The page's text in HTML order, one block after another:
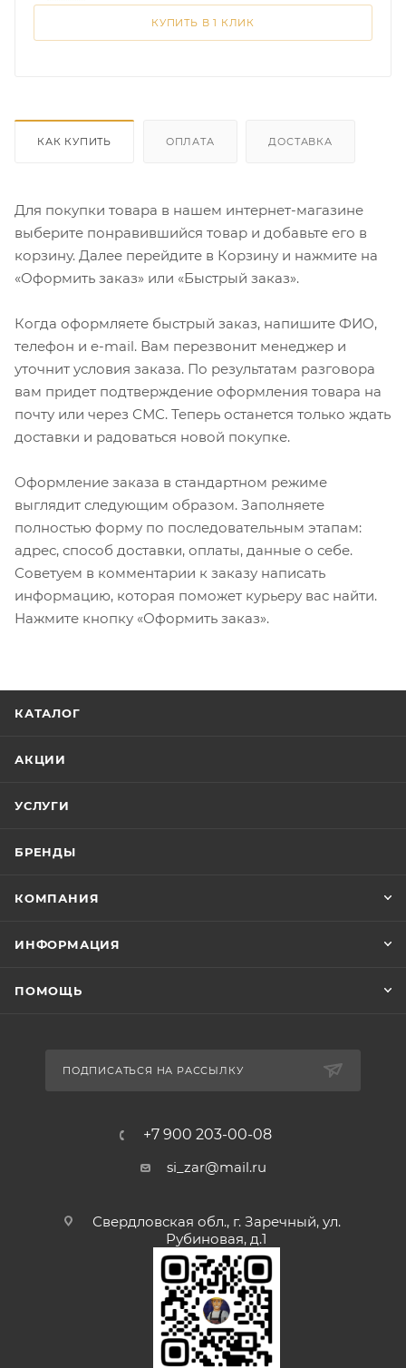
КУПИТЬ В 1 КЛИК
КАК КУПИТЬ ОПЛАТА ДОСТАВКА
Для покупки товара в нашем интернет-магазине
выберите понравившийся товар и добавьте его в
корзину. Далее перейдите в Корзину и нажмите на
«Оформить заказ» или «Быстрый заказ».
Когда оформляете быстрый заказ, напишите ФИО,
телефон и e-mail. Вам перезвонит менеджер и
уточнит условия заказа. По результатам разговора
вам придет подтверждение оформления товара на
почту или через СМС. Теперь останется только ждать
доставки и радоваться новой покупке.
Оформление заказа в стандартном режиме
выглядит следующим образом. Заполняете
полностью форму по последовательным этапам:
адрес, способ доставки, оплаты, данные о себе.
Советуем в комментарии к заказу написать
информацию, которая поможет курьеру вас найти.
Нажмите кнопку «Оформить заказ».
КАТАЛОГ
АКЦИИ
УСЛУГИ
БРЕНДЫ
КОМПАНИЯ
ИНФОРМАЦИЯ
ПОМОЩЬ
ПОДПИСАТЬСЯ НА РАССЫЛКУ
+7 900 203-00-08
si_zar@mail.ru
Свердловская обл., г. Заречный, ул.
Рубиновая, д.1